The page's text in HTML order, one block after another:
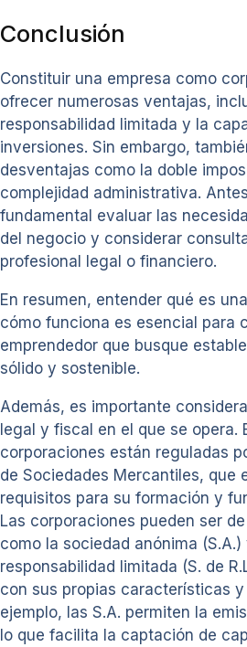
Conclusión
Constituir una empresa como
ofrecer numerosas ventajas,
responsabilidad limitada y la
inversiones. Sin embargo,
desventajas como la doble
complejidad administrativa.
fundamental evaluar las
del negocio y considerar
profesional legal o financiero.
En resumen, entender qué es
cómo funciona es esencial para
emprendedor que busque
sólido y sostenible.
Además, es importante
legal y fiscal en el que se opera.
corporaciones están reguladas
de Sociedades Mercantiles, que
requisitos para su formación y
Las corporaciones pueden ser
como la sociedad anónima
responsabilidad limitada (S. de
con sus propias características
ejemplo, las S.A. permiten la
lo que facilita la captación de